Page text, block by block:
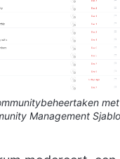
Management